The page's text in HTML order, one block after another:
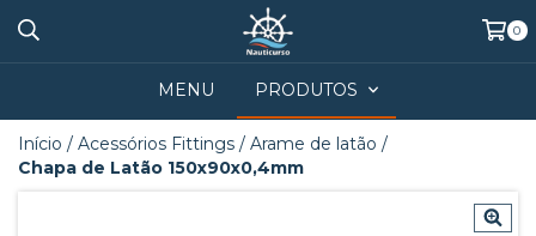
0
MENU PRODUTOS
Início / Acessórios Fittings / Arame de latão /
Chapa de Latão 150x90x0,4mm